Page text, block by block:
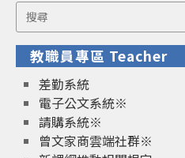
Search
for:
教職員專區 Teacher
差勤系統
電子公文系統※
請購系統※
曾文家商雲端社群※